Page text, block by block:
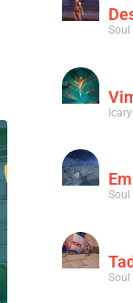
Soul
Soul
Soul